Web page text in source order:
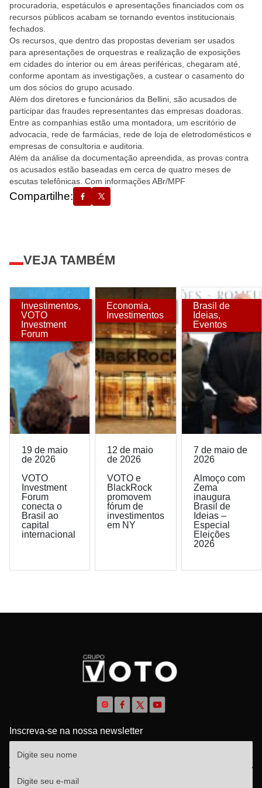
procuradoria, espetáculos e apresentações financiados com os
recursos públicos acabam se tornando eventos institucionais
fechados.
Os recursos, que dentro das propostas deveriam ser usados
para apresentações de orquestras e realização de exposições
em cidades do interior ou em áreas periféricas, chegaram até,
conforme apontam as investigações, a custear o casamento do
um dos sócios do grupo acusado.
Além dos diretores e funcionários da Bellini, são acusados de
participar das fraudes representantes das empresas doadoras.
Entre as companhias estão uma montadora, um escritório de
advocacia, rede de farmácias, rede de loja de eletrodomésticos e
empresas de consultoria e auditoria.
Além da análise da documentação apreendida, as provas contra
os acusados estão baseadas em cerca de quatro meses de
escutas telefônicas. Com informações ABr/MPF
Compartilhe:
VEJA TAMBÉM
Investimentos,
VOTO
Investment
Forum
19 de maio
de 2026
VOTO
Investment
Forum
conecta o
Brasil ao
capital
internacional
Economia,
Investimentos
12 de maio
de 2026
VOTO e
BlackRock
promovem
fórum de
investimentos
em NY
Brasil de
Ideias,
Eventos
7 de maio de
2026
Almoço com
Zema
inaugura
Brasil de
Ideias –
Especial
Eleições
2026
Inscreva-se na nossa newsletter